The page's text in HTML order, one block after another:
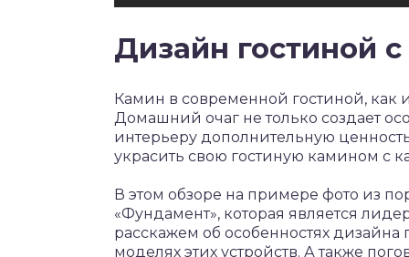
Дизайн гостиной
Камин в современной гостиной, как
Домашний очаг не только создает
интерьеру дополнительную
украсить свою гостиную камином с
В этом обзоре на примере фото из
«Фундамент», которая является
расскажем об особенностях
моделях этих устройств. А также